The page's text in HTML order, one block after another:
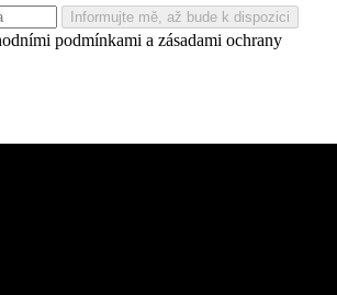
Informujte mě, až bude k dispozici
podmínkami a zásadami ochrany